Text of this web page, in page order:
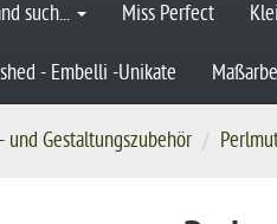
such... Miss Perfect
- Embelli -Unikate
und Gestaltungszubehör